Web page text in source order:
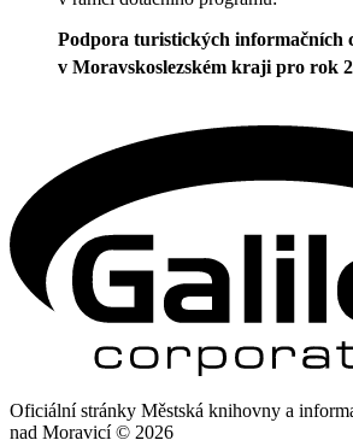
Podpora turistických informačních
v Moravskoslezském kraji pro rok
Oficiální stránky Městská knihovny a
nad Moravicí © 2026